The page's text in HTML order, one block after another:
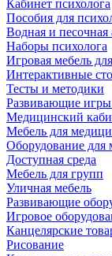
Кабинет психолога
Пособия для
Водная и
Наборы психолога
Игровая мебель
Интерактивные
Тесты и методики
Развивающие игры
Медицинский
Мебель для
Оборудование для
Доступная среда
Мебель для групп
Уличная мебель
Развивающие
Игровое
Канцелярские
Рисование